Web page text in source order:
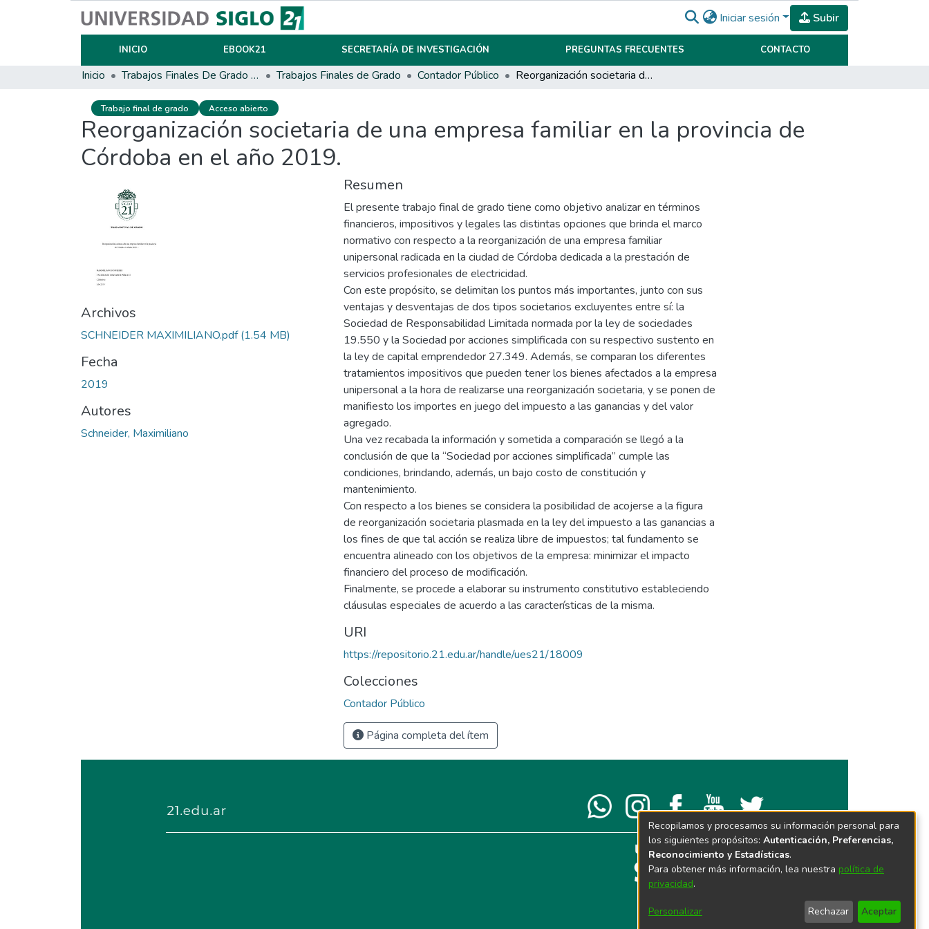
Iniciar sesión Subir
INICIO EBOOK21 SECRETARÍA DE INVESTIGACIÓN PREGUNTAS FRECUENTES CONTACTO
Inicio Trabajos Finales De Grado Y Posgrado Trabajos Finales de Grado Contador Público Reorganización societaria de una empresa familiar en la provincia de Córdoba en el año 2019.
Trabajo final de grado Acceso abierto
Reorganización societaria de una empresa familiar en la provincia de
Córdoba en el año 2019.
Archivos
SCHNEIDER MAXIMILIANO.pdf(1.54 MB)
Fecha
2019
Autores
Schneider, Maximiliano
Resumen
El presente trabajo final de grado tiene como objetivo analizar en términos
financieros, impositivos y legales las distintas opciones que brinda el marco
normativo con respecto a la reorganización de una empresa familiar
unipersonal radicada en la ciudad de Córdoba dedicada a la prestación de
servicios profesionales de electricidad.
Con este propósito, se delimitan los puntos más importantes, junto con sus
ventajas y desventajas de dos tipos societarios excluyentes entre sí: la
Sociedad de Responsabilidad Limitada normada por la ley de sociedades
19.550 y la Sociedad por acciones simplificada con su respectivo sustento en
la ley de capital emprendedor 27.349. Además, se comparan los diferentes
tratamientos impositivos que pueden tener los bienes afectados a la empresa
unipersonal a la hora de realizarse una reorganización societaria, y se ponen de
manifiesto los importes en juego del impuesto a las ganancias y del valor
agregado.
Una vez recabada la información y sometida a comparación se llegó a la
conclusión de que la “Sociedad por acciones simplificada” cumple las
condiciones, brindando, además, un bajo costo de constitución y
mantenimiento.
Con respecto a los bienes se considera la posibilidad de acojerse a la figura
de reorganización societaria plasmada en la ley del impuesto a las ganancias a
los fines de que tal acción se realiza libre de impuestos; tal fundamento se
encuentra alineado con los objetivos de la empresa: minimizar el impacto
financiero del proceso de modificación.
Finalmente, se procede a elaborar su instrumento constitutivo estableciendo
cláusulas especiales de acuerdo a las características de la misma.
URI
https://repositorio.21.edu.ar/handle/ues21/18009
Colecciones
Contador Público
Página completa del ítem
Recopilamos y procesamos su información personal para
los siguientes propósitos: Autenticación, Preferencias,
Reconocimiento y Estadísticas.
Para obtener más información, lea nuestra política de
privacidad.
Personalizar Rechazar Aceptar